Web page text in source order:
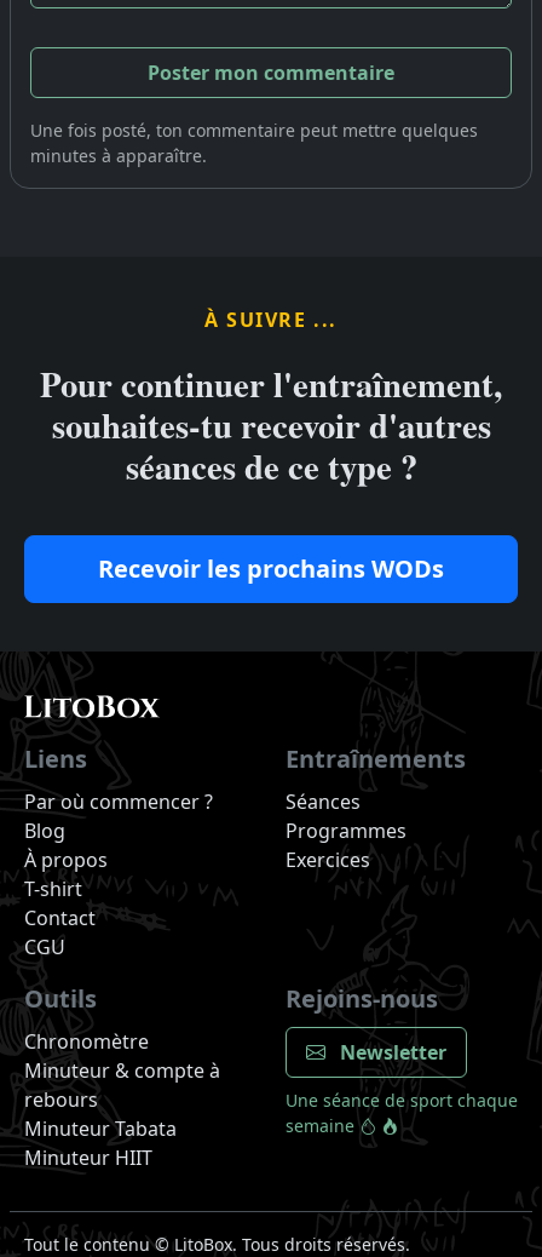
Une fois posté, ton commentaire peut mettre quelques
minutes à apparaître.
À SUIVRE ...
Pour continuer l'entraînement,
souhaites-tu recevoir d'autres
séances de ce type ?
Recevoir les prochains WODs
Liens
Par où commencer ?
Blog
À propos
T-shirt
Contact
CGU
Entraînements
Séances
Programmes
Exercices
Outils
Chronomètre
Minuteur & compte à
rebours
Minuteur Tabata
Minuteur HIIT
Rejoins-nous
Newsletter
Une séance de sport chaque
semaine
Tout le contenu ©LitoBox. Tous droits réservés.